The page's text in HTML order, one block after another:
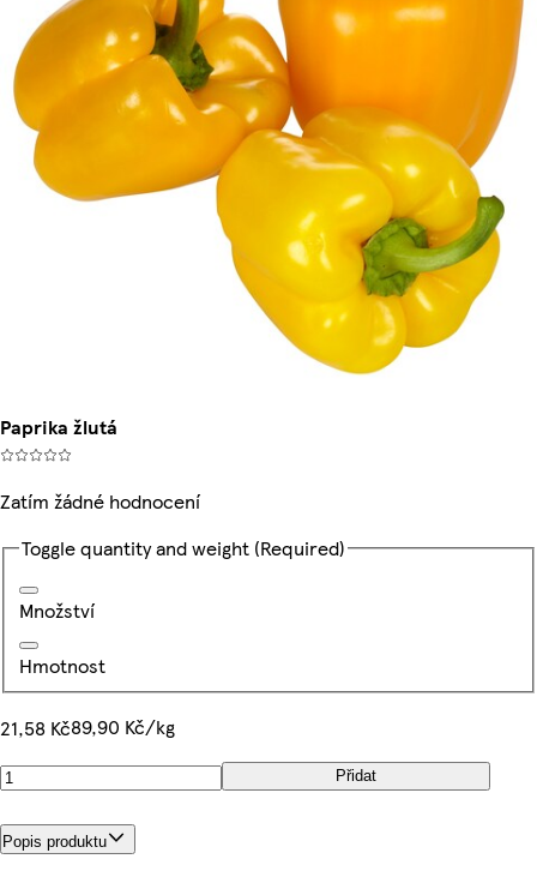
Paprika žlutá
Zatím žádné hodnocení
Toggle quantity and weight (Required)
Množství
Hmotnost
21,58 Kč89,90 Kč/kg
Přidat
Popis produktu